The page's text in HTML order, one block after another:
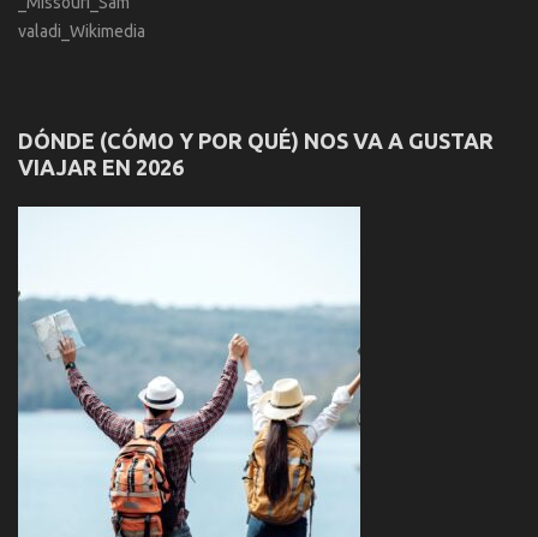
DÓNDE (CÓMO Y POR QUÉ) NOS VA A GUSTAR
VIAJAR EN 2026